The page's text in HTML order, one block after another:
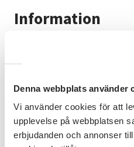
Denna webbplats använder
Vi använder cookies för att
upplevelse på webbplatsen
erbjudanden och annonser
Information
och prova på första träffen
integrerad med gemensam
givna steg och rörelser. Att
cirkeldans ger vila, livskraft
kroppen och musiken blir
Bernard Woisen,